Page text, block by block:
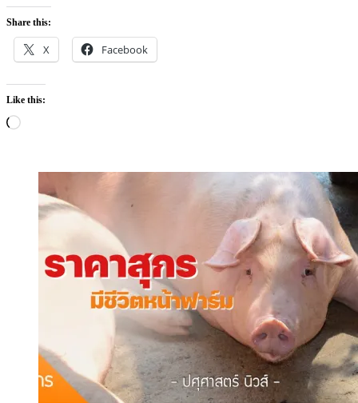
Share this:
X Facebook
Like this:
Loading…